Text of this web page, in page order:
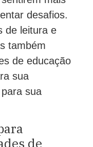
desafios.
de leitura e
também
de educação
sua
sua
de